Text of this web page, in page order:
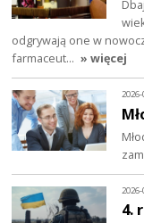
odgrywają one w
farmaceut… » więcej
4.